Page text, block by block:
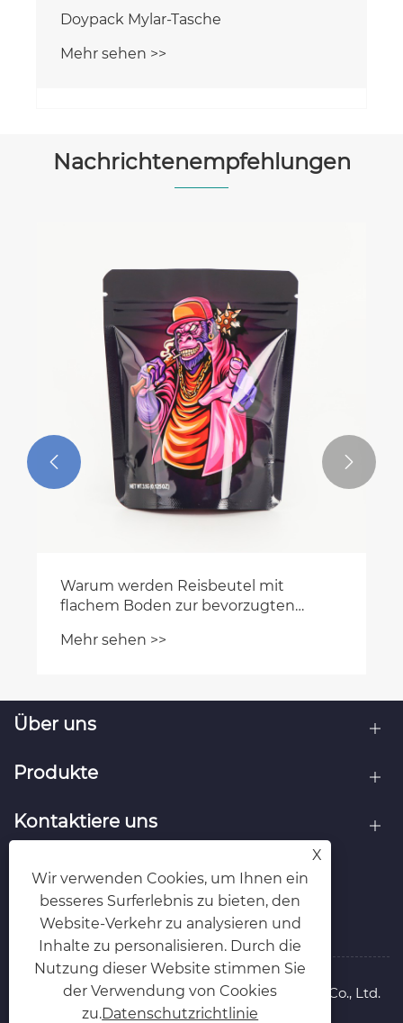
Doypack Mylar-Tasche
Mehr sehen >>
Nachrichtenempfehlungen
Warum werden Reisbeutel mit
flachem Boden zur bevorzugten
Reismarken?
Mehr sehen >>
 
Über uns
Produkte
Kontaktiere uns
FOLGEN SIE UNS
Copyright © 2025 Zhejiang Wanle Packaging Co., Ltd.
Rechte vorbehalten.
X
Wir verwenden Cookies, um Ihnen ein
besseres Surferlebnis zu bieten, den
Website-Verkehr zu analysieren und
Inhalte zu personalisieren. Durch die
Nutzung dieser Website stimmen Sie
der Verwendung von Cookies
zu.Datenschutzrichtlinie